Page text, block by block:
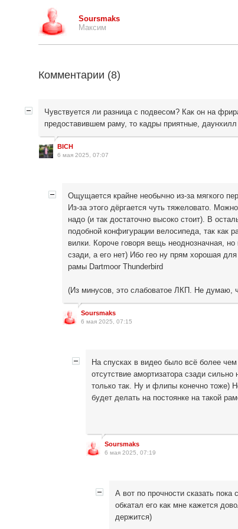
Soursmaks
Максим
Комментарии (8)
Чувствуется ли разница с подвесом? Как он на
предоставившем раму, то кадры приятные,
BICH
6 мая 2025, 07:07
Ощущается крайне необычно из-за мягкого
Из-за этого дёргается чуть тяжеловато.
надо (и так достаточно высоко стоит). В
подобной конфигурации велосипеда, так как
вилки. Короче говоря вещь неоднозначная,
сзади, а его нет) Ибо гео ну прям хорошая
рамы Dartmoor Thunderbird
(Из минусов, это слабоватое ЛКП. Не думаю,
Soursmaks
6 мая 2025, 07:15
На спусках в видео было всё более
отсутствие амортизатора сзади
только так. Ну и флипы конечно тоже)
будет делать на постоянке на такой
Soursmaks
6 мая 2025, 07:19
А вот по прочности сказать
обкатал его как мне кажется
держится)